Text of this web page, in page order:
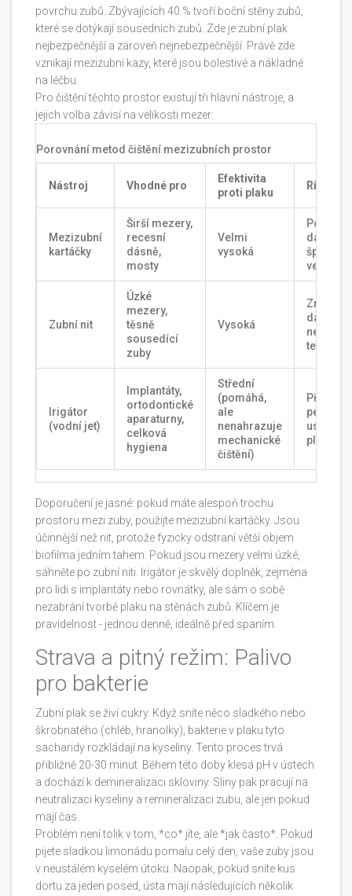
povrchu zubů. Zbývajících 40 % tvoří boční stěny zubů,
které se dotýkají sousedních zubů. Zde je zubní plak
nejbezpečnější a zároveň nejnebezpečnější. Právě zde
vznikají mezizubní kazy, které jsou bolestivé a nákladné
na léčbu.
Pro čištění těchto prostor existují tři hlavní nástroje, a
jejich volba závisí na velikosti mezer:
Porovnání metod čištění mezizubních prostor
Nástroj Vhodné pro
Efektivita
proti plaku
Rizika
Mezizubní
kartáčky
Širší mezery,
recesní
dásně,
mosty
Velmi
vysoká
dásně
špatné
velikosti
Zubní nit
Úzké
mezery,
těsně
sousedící
zuby
Vysoká
Zranění
dásně
technice
Irigátor
(vodní jet)
Implantáty,
ortodontické
aparaturny,
celková
hygiena
Střední
(pomáhá,
ale
nenahrazuje
mechanické
čištění)
Přeskok
pevně
plaku
Doporučení je jasné: pokud máte alespoň trochu
prostoru mezi zuby, použijte mezizubní kartáčky. Jsou
účinnější než nit, protože fyzicky odstraní větší objem
biofilma jedním tahem. Pokud jsou mezery velmi úzké,
sáhněte po zubní niti. Irigátor je skvělý doplněk, zejména
pro lidi s implantáty nebo rovnátky, ale sám o sobě
nezabrání tvorbě plaku na stěnách zubů. Klíčem je
pravidelnost - jednou denně, ideálně před spaním.
Strava a pitný režim: Palivo
pro bakterie
Zubní plak se živí cukry. Když sníte něco sladkého nebo
škrobnatého (chléb, hranolky), bakterie v plaku tyto
sacharidy rozkládají na kyseliny. Tento proces trvá
přibližně 20-30 minut. Během této doby klesá pH v ústech
a dochází k demineralizaci skloviny. Sliny pak pracují na
neutralizaci kyseliny a remineralizaci zubu, ale jen pokud
mají čas.
Problém není tolik v tom, *co* jíte, ale *jak často*. Pokud
pijete sladkou limonádu pomalu celý den, vaše zuby jsou
v neustálém kyselém útoku. Naopak, pokud sníte kus
dortu za jeden posed, ústa mají následujících několik